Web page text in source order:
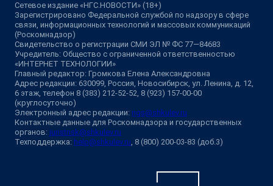
Сетевое издание «НГС.НОВОСТИ» (18+)
Зарегистрировано Федеральной службой по надзору в сфере
связи, информационных технологий и массовых коммуникаций
(Роскомнадзор)
Свидетельство о регистрации СМИ ЭЛ № ФС 77—84683
Учредитель: Общество с ограниченной ответственностью
«ИНТЕРНЕТ ТЕХНОЛОГИИ»
Главный редактор: Громкова Елена Александровна
Адрес редакции: 630099, Россия, Новосибирск, ул. Ленина, д. 12,
6 этаж, телефон 8 (383) 212-52-52, 8 (923) 157-00-00
(круглосуточно)
Электронный адрес редакции: ngs@shkulev.ru
Контактные данные для Роскомнадзора и государственных
органов: juristnsk@shkulev.ru
Техподдержка: help@shkulev.ru, 8 (800) 200-03-83 (доб.3)